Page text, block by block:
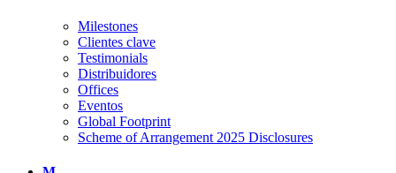
Milestones
Clientes clave
Testimonials
Distribuidores
Offices
Eventos
Global Footprint
Scheme of Arrangement 2025 Disclosures